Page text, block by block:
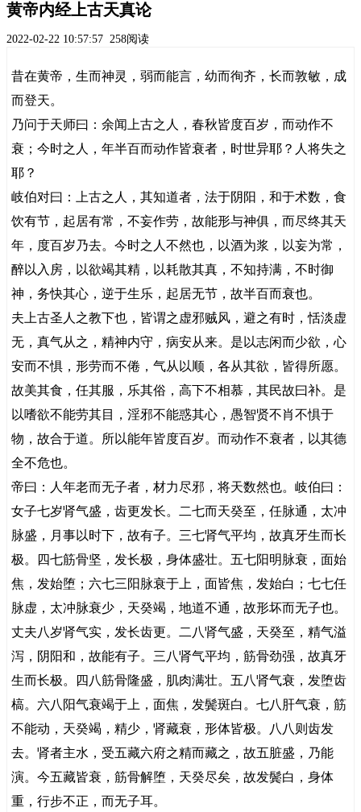
黄帝内经上古天真论
2022-02-22 10:57:57 258阅读
昔在黄帝，生而神灵，弱而能言，幼而徇齐，长而敦敏，成
而登天。
乃问于天师曰：余闻上古之人，春秋皆度百岁，而动作不
衰；今时之人，年半百而动作皆衰者，时世异耶？人将失之
耶？
岐伯对曰：上古之人，其知道者，法于阴阳，和于术数，食
饮有节，起居有常，不妄作劳，故能形与神俱，而尽终其天
年，度百岁乃去。今时之人不然也，以酒为浆，以妄为常，
醉以入房，以欲竭其精，以耗散其真，不知持满，不时御
神，务快其心，逆于生乐，起居无节，故半百而衰也。
夫上古圣人之教下也，皆谓之虚邪贼风，避之有时，恬淡虚
无，真气从之，精神内守，病安从来。是以志闲而少欲，心
安而不惧，形劳而不倦，气从以顺，各从其欲，皆得所愿。
故美其食，任其服，乐其俗，高下不相慕，其民故曰补。是
以嗜欲不能劳其目，淫邪不能惑其心，愚智贤不肖不惧于
物，故合于道。所以能年皆度百岁。而动作不衰者，以其德
全不危也。
帝曰：人年老而无子者，材力尽邪，将天数然也。岐伯曰：
女子七岁肾气盛，齿更发长。二七而天癸至，任脉通，太冲
脉盛，月事以时下，故有子。三七肾气平均，故真牙生而长
极。四七筋骨坚，发长极，身体盛壮。五七阳明脉衰，面始
焦，发始堕；六七三阳脉衰于上，面皆焦，发始白；七七任
脉虚，太冲脉衰少，天癸竭，地道不通，故形坏而无子也。
丈夫八岁肾气实，发长齿更。二八肾气盛，天癸至，精气溢
泻，阴阳和，故能有子。三八肾气平均，筋骨劲强，故真牙
生而长极。四八筋骨隆盛，肌肉满壮。五八肾气衰，发堕齿
槁。六八阳气衰竭于上，面焦，发鬓斑白。七八肝气衰，筋
不能动，天癸竭，精少，肾藏衰，形体皆极。八八则齿发
去。肾者主水，受五藏六府之精而藏之，故五脏盛，乃能
演。今五藏皆衰，筋骨解堕，天癸尽矣，故发鬓白，身体
重，行步不正，而无子耳。